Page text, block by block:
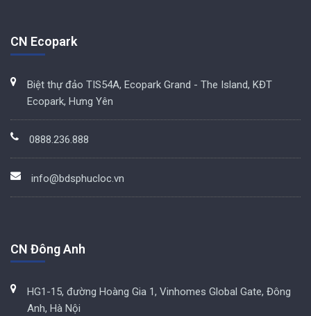
CN Ecopark
Biệt thự đảo TIS54A, Ecopark Grand - The Island, KĐT
Ecopark, Hưng Yên
0888.236.888
info@bdsphucloc.vn
CN Đông Anh
HG1-15, đường Hoàng Gia 1, Vinhomes Global Gate, Đông
Anh, Hà Nội